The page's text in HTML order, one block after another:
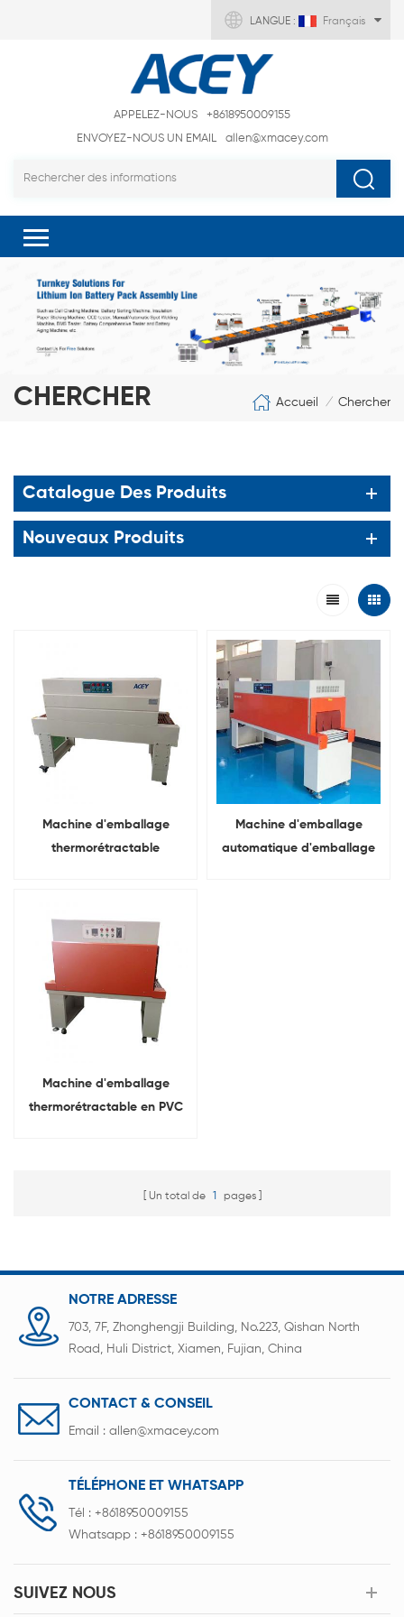
LANGUE : Français
APPELEZ-NOUS
+8618950009155
ENVOYEZ-NOUS UN EMAIL
allen@xmacey.com
CHERCHER Accueil / Chercher
Catalogue Des Produits
Nouveaux Produits
Machine d'emballage
thermorétractable
conditionnement de PVC
POF
Machine d'emballage
automatique d'emballage
Machine d'emballage
thermorétractable en PVC
Un total de 1 pages
NOTRE ADRESSE
703, 7F, Zhonghengji Building, No.223, Qishan North
Road, Huli District, Xiamen, Fujian, China
CONTACT & CONSEIL
Email : allen@xmacey.com
TÉLÉPHONE ET WHATSAPP
Tél : +8618950009155
Whatsapp : +8618950009155
SUIVEZ NOUS